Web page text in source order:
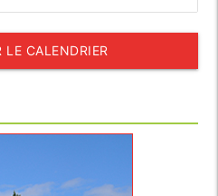
LE CALENDRIER